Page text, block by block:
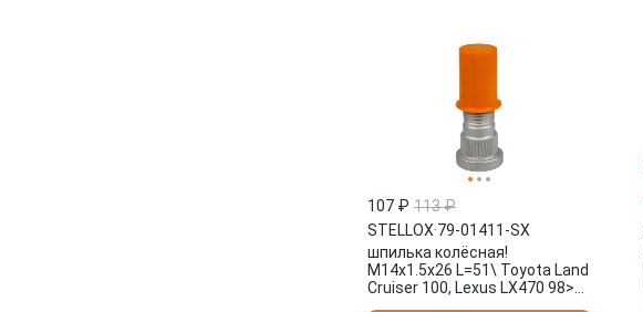
107 ₽ 113 ₽
STELLOX·79-01411-SX
шпилька колёсная!
M14x1.5х26 L=51\ Toyota Land
Cruiser 100, Lexus LX470 98>